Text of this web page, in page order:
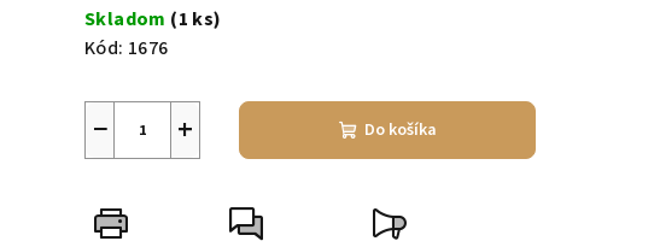
cena:
Skladom (1 ks)
Kód: 1676
+
− Do košíka